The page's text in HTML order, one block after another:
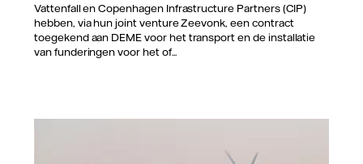
Vattenfall en Copenhagen Infrastructure Partners (CIP)
hebben, via hun joint venture Zeevonk, een contract
toegekend aan DEME voor het transport en de installatie
van funderingen voor het of...